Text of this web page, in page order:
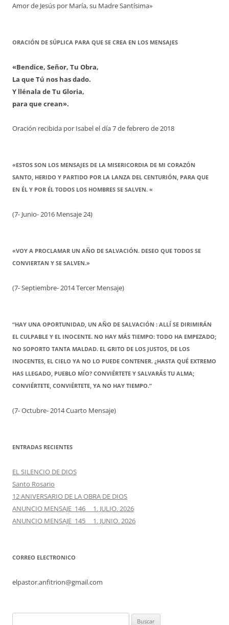
Amor de Jesús por María, su Madre Santísima»
ORACIÓN DE SÚPLICA PARA QUE SE CREA EN LOS MENSAJES
«Bendice, Señor, Tu Obra,
La que Tú nos has dado.
Y llénala de Tu Gloria,
para que crean».
Oración recibida por Isabel el día 7 de febrero de 2018
«ESTOS SON LOS MENSAJES DE LA MISERICORDIA DE MI CORAZÓN
SANTO, HERIDO Y PARTIDO POR LA LANZA DEL CENTURIÓN, PARA QUE
EN ÉL Y POR ÉL TODOS LOS HOMBRES SE SALVEN. «
(7- Junio- 2016 Mensaje 24)
«VOY A PROCLAMAR UN AÑO DE SALVACIÓN. DESEO QUE TODOS SE
CONVIERTAN Y SE SALVEN.»
(7- Septiembre- 2014 Tercer Mensaje)
“HAY UNA OPORTUNIDAD, UN AÑO DE SALVACIÓN : ALLÍ SE DIRIMIRÁN
EL CULPABLE Y EL INOCENTE. NO HAY MÁS TIEMPO: TODO HA EMPEZADO;
NO SOPORTO TANTA MALDAD. EL GRITO DE LOS JUSTOS, DE LOS
INOCENTES, EL CIELO YA NO LO PUEDE CONTENER. ¿HASTA QUÉ EXTREMO
HAS LLEGADO, PUEBLO MÍO? CONVIÉRTETE Y SALVARÁS TU ALMA;
CONVIÉRTETE, CONVIÉRTETE, YA NO HAY TIEMPO.”
(7- Octubre- 2014 Cuarto Mensaje)
ENTRADAS RECIENTES
EL SILENCIO DE DIOS
Santo Rosario
12 ANIVERSARIO DE LA OBRA DE DIOS
ANUNCIO MENSAJE 146 1. JULIO. 2026
ANUNCIO MENSAJE 145 1. JUNIO. 2026
CORREO ELECTRONICO
elpastor.anfitrion@gmail.com